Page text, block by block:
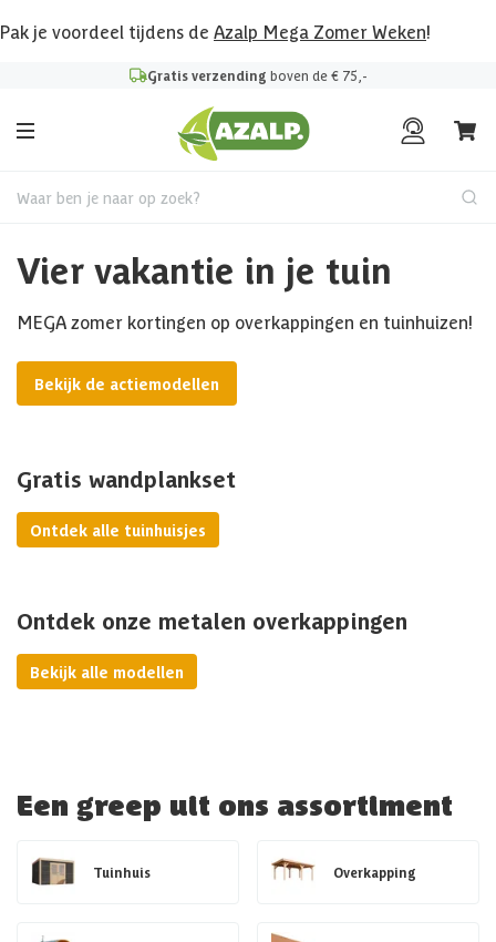
Pak je voordeel tijdens de Azalp Mega Zomer Weken!
Gratis verzending boven de € 75,-
Waar ben je naar op zoek?
Vier vakantie in je tuin
MEGA zomer kortingen op overkappingen en tuinhuizen!
Bekijk de actiemodellen
Gratis wandplankset
Ontdek alle tuinhuisjes
Ontdek onze metalen overkappingen
Bekijk alle modellen
Een greep uit ons assortiment
Tuinhuis Overkapping